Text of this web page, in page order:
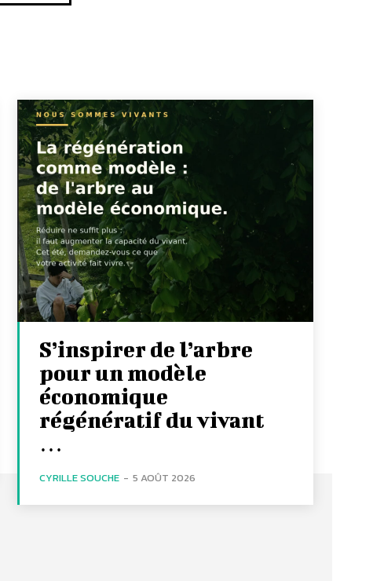
S’inspirer de l’arbre
pour un modèle
économique
régénératif du vivant
…
CYRILLE SOUCHE - 5 AOÛT 2026